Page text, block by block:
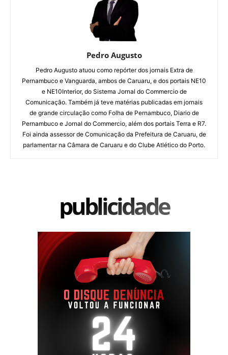
Pedro Augusto
Pedro Augusto atuou como repórter dos jornais Extra de
Pernambuco e Vanguarda, ambos de Caruaru, e dos portais NE10
e NE10Interior, do Sistema Jornal do Commercio de
Comunicação. Também já teve matérias publicadas em jornais
de grande circulação como Folha de Pernambuco, Diario de
Pernambuco e Jornal do Commercio, além dos portais Terra e R7.
Foi ainda assessor de Comunicação da Prefeitura de Caruaru, de
parlamentar na Câmara de Caruaru e do Clube Atlético do Porto.
publicidade